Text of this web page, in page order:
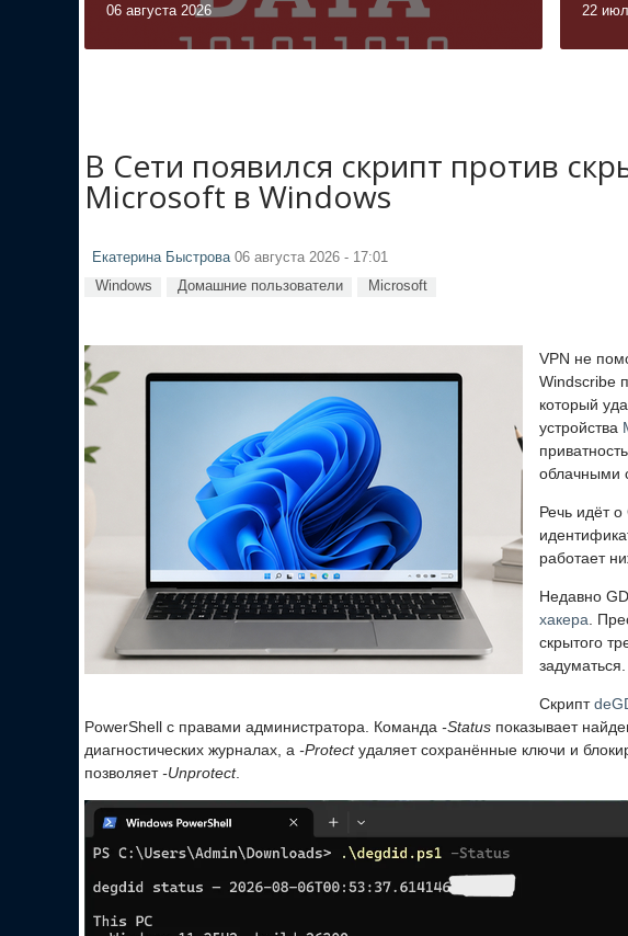
06 августа 2026 22
В Сети появился скрипт против
Microsoft в Windows
Екатерина Быстрова 06 августа 2026 - 17:01
Windows Домашние пользователи Microsoft
VPN не
Windscribe
который
устройства
облачными
Речь идёт
работает
Недавно
хакера .
скрытого
задуматься.
Скрипт
PowerShell с правами администратора. Команда -Status показывает
диагностических журналах, а -Protectудаляет сохранённые ключи и
позволяет-Unprotect.